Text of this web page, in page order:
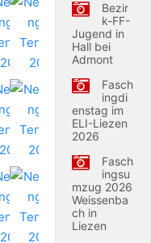
Bezir
k-FF-
Jugend in
Hall bei
Admont
Fasch
ingdi
enstag im
ELI-Liezen
2026
Fasch
ingsu
mzug 2026
Weissenba
ch in
Liezen